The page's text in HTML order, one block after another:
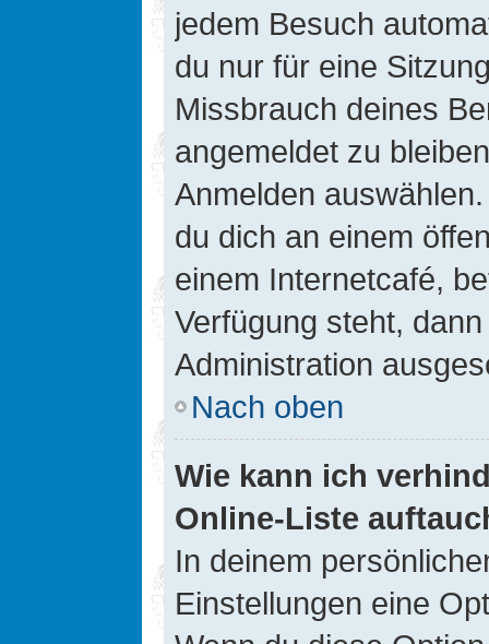
jedem Besuch
du nur für eine
Missbrauch deines
angemeldet zu
Anmelden
du dich an einem
einem Internetcafé,
Verfügung steht,
Administration
Nach oben
Wie kann ich
Online-Liste
In deinem
Einstellungen eine